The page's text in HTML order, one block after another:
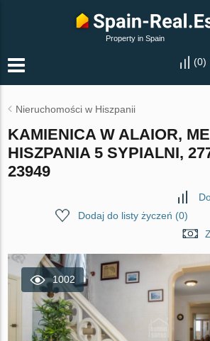
Property in Spain
(0)
Nieruchomości w Hiszpanii
KAMIENICA W ALAIOR,
HISZPANIA 5 SYPIALNI,
23949
Dodaj do listy życzeń (0)
1002